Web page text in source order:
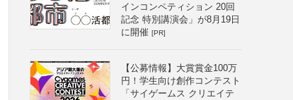
インコンペティション 20回
記念 特別講演会」が8月19日
に開催 [PR]
【公募情報】大賞賞金100万
円！学生向け創作コンテスト
「サイゲームス クリエイテ